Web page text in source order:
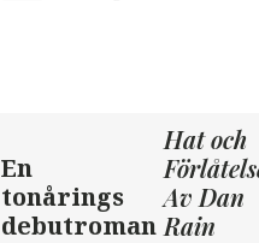
En
tonårings
debutroman
Hat och
Av Dan
Rain